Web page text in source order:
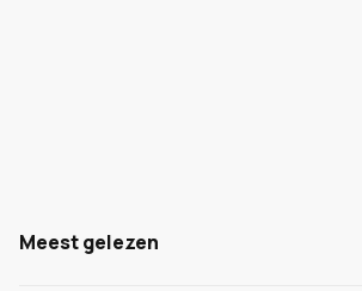
Meest gelezen